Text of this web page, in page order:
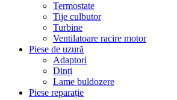
Termostate
Tije culbutor
Turbine
Ventilatoare racire motor
Piese de uzură
Adaptori
Dinți
Lame buldozere
Piese reparație